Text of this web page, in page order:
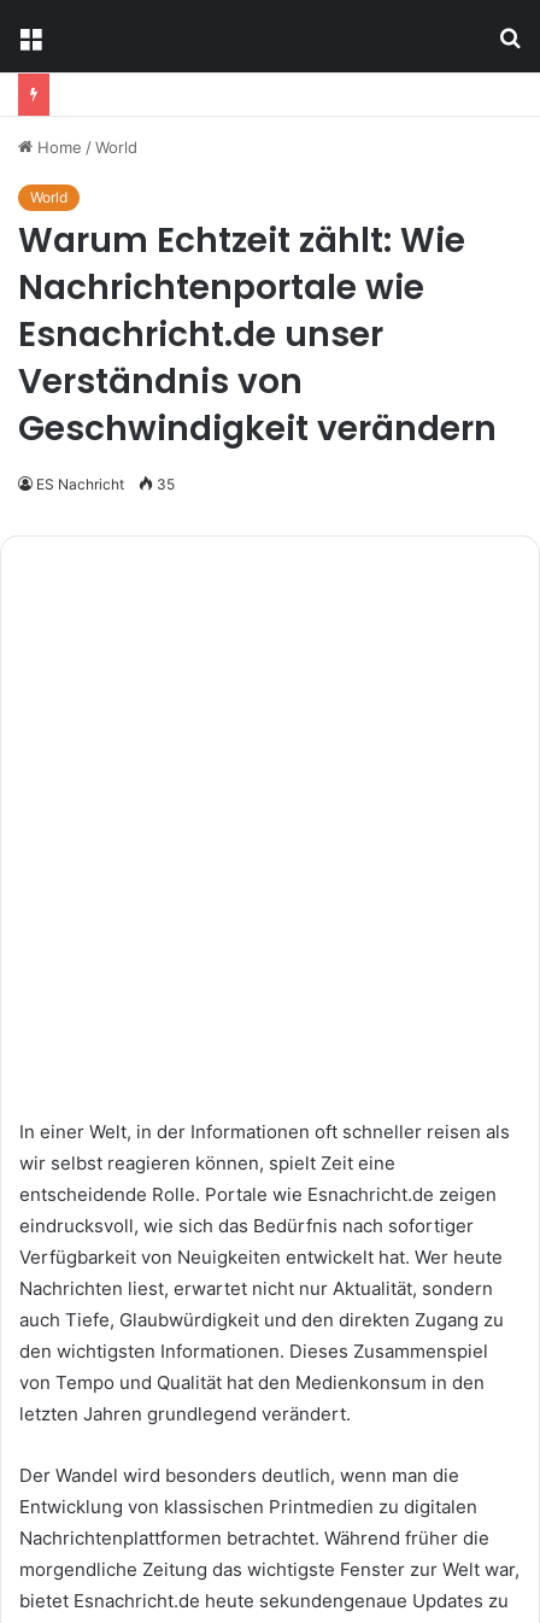
Home /World
World
Warum Echtzeit zählt: Wie
Nachrichtenportale wie
Esnachricht.de unser
Verständnis von
Geschwindigkeit verändern
ES Nachricht 35
In einer Welt, in der Informationen oft schneller reisen als
wir selbst reagieren können, spielt Zeit eine
entscheidende Rolle. Portale wie Esnachricht.de zeigen
eindrucksvoll, wie sich das Bedürfnis nach sofortiger
Verfügbarkeit von Neuigkeiten entwickelt hat. Wer heute
Nachrichten liest, erwartet nicht nur Aktualität, sondern
auch Tiefe, Glaubwürdigkeit und den direkten Zugang zu
den wichtigsten Informationen. Dieses Zusammenspiel
von Tempo und Qualität hat den Medienkonsum in den
letzten Jahren grundlegend verändert.
Der Wandel wird besonders deutlich, wenn man die
Entwicklung von klassischen Printmedien zu digitalen
Nachrichtenplattformen betrachtet. Während früher die
morgendliche Zeitung das wichtigste Fenster zur Welt war,
bietet Esnachricht.de heute sekundengenaue Updates zu